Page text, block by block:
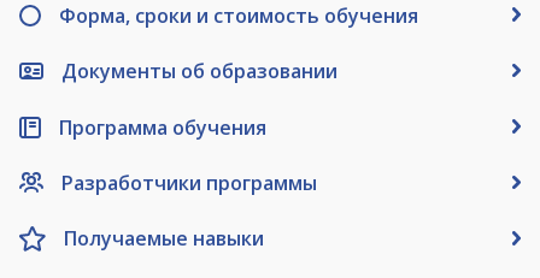
Форма, сроки и стоимость обучения
Документы об образовании
Программа обучения
Разработчики программы
Получаемые навыки